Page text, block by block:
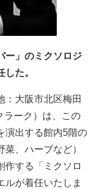
ー」のミクソロジ
た。
大阪市北区梅田
ーク）は、この
演出する館内5階の
菜、ハーブなど）
作する「ミクソロ
ルが着任いたしま